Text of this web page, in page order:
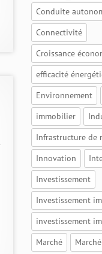
Conduite
Connectivité
Croissance
efficacité
Environnement
immobilier
Infrastructure de
Innovation
Investissement
Investissement
investissement
Marché